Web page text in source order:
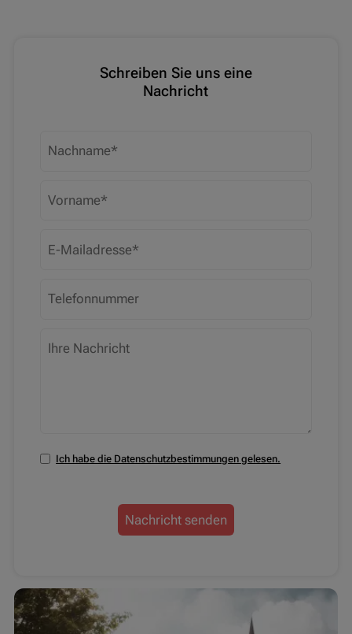
Schreiben Sie uns eine
Nachricht
Ich habe die Datenschutzbestimmungen gelesen.
Nachricht senden